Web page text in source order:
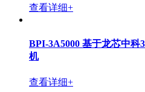
查看详细+
BPI-3A5000 基于龙芯中科
机
查看详细+